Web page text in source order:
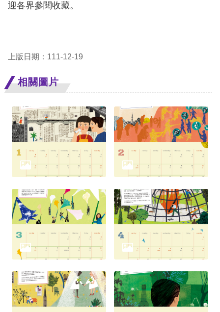
快
請
選
語
言
兒少版
回
首
頁
導
覽
迎各界參閱收藏。
上版日期：111-12-19
相關圖片